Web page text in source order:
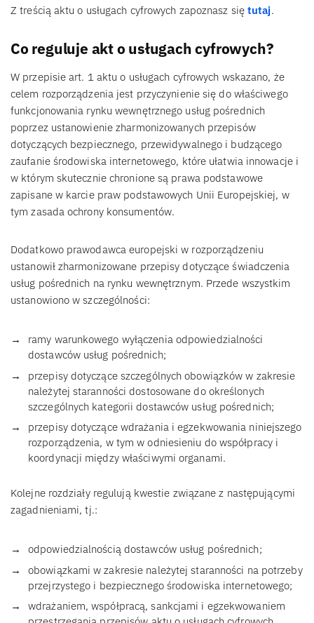
Z treścią aktu o usługach cyfrowych zapoznasz się tutaj.
Co reguluje akt o usługach cyfrowych?
W przepisie art. 1 aktu o usługach cyfrowych wskazano, że
celem rozporządzenia jest przyczynienie się do właściwego
funkcjonowania rynku wewnętrznego usług pośrednich
poprzez ustanowienie zharmonizowanych przepisów
dotyczących bezpiecznego, przewidywalnego i budzącego
zaufanie środowiska internetowego, które ułatwia innowacje i
w którym skutecznie chronione są prawa podstawowe
zapisane w karcie praw podstawowych Unii Europejskiej, w
tym zasada ochrony konsumentów.
Dodatkowo prawodawca europejski w rozporządzeniu
ustanowił zharmonizowane przepisy dotyczące świadczenia
usług pośrednich na rynku wewnętrznym. Przede wszystkim
ustanowiono w szczególności:
ramy warunkowego wyłączenia odpowiedzialności
dostawców usług pośrednich;
przepisy dotyczące szczególnych obowiązków w zakresie
należytej staranności dostosowane do określonych
szczególnych kategorii dostawców usług pośrednich;
przepisy dotyczące wdrażania i egzekwowania niniejszego
rozporządzenia, w tym w odniesieniu do współpracy i
koordynacji między właściwymi organami.
Kolejne rozdziały regulują kwestie związane z następującymi
zagadnieniami, tj.:
odpowiedzialnością dostawców usług pośrednich;
obowiązkami w zakresie należytej staranności na potrzeby
przejrzystego i bezpiecznego środowiska internetowego;
wdrażaniem, współpracą, sankcjami i egzekwowaniem